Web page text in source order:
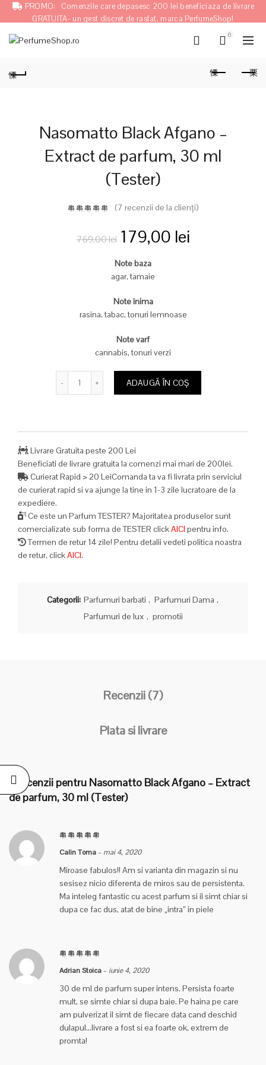
PROMO:
Comenzile care depasesc 200 lei beneficiaza de livrare
GRATUITA- un gest discret de rasfat, marca PerfumeShop!
0
Nasomatto Black Afgano –
Extract de parfum, 30 ml
(Tester)
(7 recenzii de la clienți)
769,00lei Prețul
inițial
fost:
769,00 lei.
179,00 leiPrețul
Note baza
agar, tamaie
Note inima
rasina, tabac, tonuri lemnoase
Note varf
cannabis, tonuri verzi
ADAUGĂ ÎN COȘ
Livrare Gratuita peste 200 Lei
Beneficiati de livrare gratuita la comenzi mai mari de 200lei.
Curierat Rapid > 20 LeiComanda ta va fi livrata prin serviciul
de curierat rapid si va ajunge la tine in 1-3 zile lucratoare de la
expediere.
Ce este un Parfum TESTER? Majoritatea produselor sunt
comercializate sub forma de TESTER clickAICI pentru info.
Termen de retur 14 zile! Pentru detalii vedeti politica noastra
de retur, clickAICI.
Categorii: Parfumuri barbati , Parfumuri Dama ,
Parfumuri de lux , promotii
Recenzii (7)
Plata si livrare
7 recenzii pentru Nasomatto Black Afgano – Extract
de parfum, 30 ml (Tester)
Calin Toma–mai 4, 2020
Miroase fabulos!! Am si varianta din magazin si nu
sesisez nicio diferenta de miros sau de persistenta.
Ma inteleg fantastic cu acest parfum si il simt chiar si
dupa ce fac dus, atat de bine „intra” in piele
Adrian Stoica– iunie 4, 2020
30 de ml de parfum super intens. Persista foarte
mult, se simte chiar si dupa baie. Pe haina pe care
am pulverizat il simt de fiecare data cand deschid
dulapul…livrare a fost si ea foarte ok, extrem de
promta!